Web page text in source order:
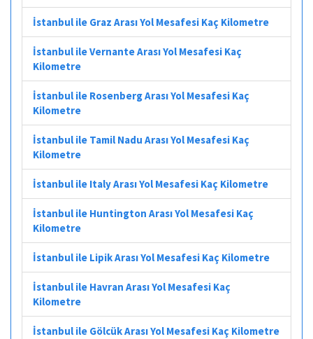
İstanbul ile Graz Arası Yol Mesafesi Kaç Kilometre
İstanbul ile Vernante Arası Yol Mesafesi Kaç
Kilometre
İstanbul ile Rosenberg Arası Yol Mesafesi Kaç
Kilometre
İstanbul ile Tamil Nadu Arası Yol Mesafesi Kaç
Kilometre
İstanbul ile Italy Arası Yol Mesafesi Kaç Kilometre
İstanbul ile Huntington Arası Yol Mesafesi Kaç
Kilometre
İstanbul ile Lipik Arası Yol Mesafesi Kaç Kilometre
İstanbul ile Havran Arası Yol Mesafesi Kaç
Kilometre
İstanbul ile Gölcük Arası Yol Mesafesi Kaç Kilometre